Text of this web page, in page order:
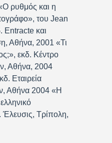
ρυθμός και η
του Jean
Entracte και
Αθήνα, 2001 «Τι
εκδ. Κέντρο
Αθήνα, 2004
Εταιρεία
Αθήνα 2004 «Η
Έλευσις, Τρίπολη,